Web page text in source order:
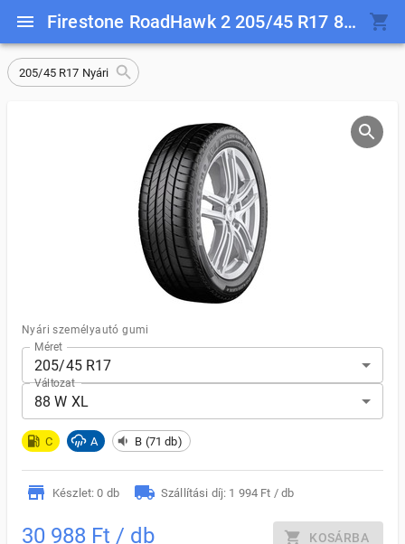
Firestone RoadHawk 2 205/45 R17 88 W XL
205/45 R17 Nyári
Nyári személyautó gumi
Méret
205/45 R17
Változat
88 W XL
C A B (71 db)
Készlet: 0 db Szállítási díj: 1 994 Ft / db
30 988 Ft / db KOSÁRBA